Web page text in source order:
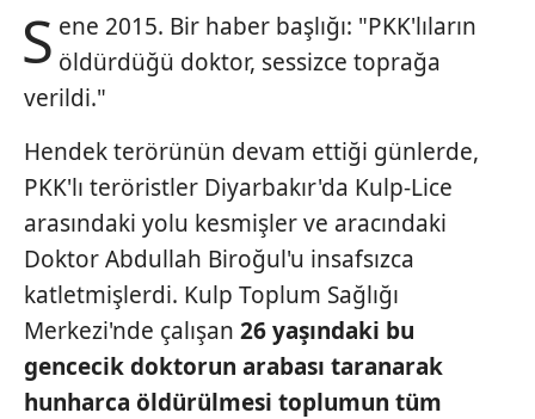
gönder
S ene 2015. Bir haber başlığı: "PKK'lıların
öldürdüğü doktor, sessizce toprağa
verildi."
Hendek terörünün devam ettiği günlerde,
PKK'lı teröristler Diyarbakır'da Kulp-Lice
arasındaki yolu kesmişler ve aracındaki
Doktor Abdullah Biroğul'u insafsızca
katletmişlerdi. Kulp Toplum Sağlığı
Merkezi'nde çalışan 26 yaşındaki bu
gencecik doktorun arabası taranarak
hunharca öldürülmesi toplumun tüm